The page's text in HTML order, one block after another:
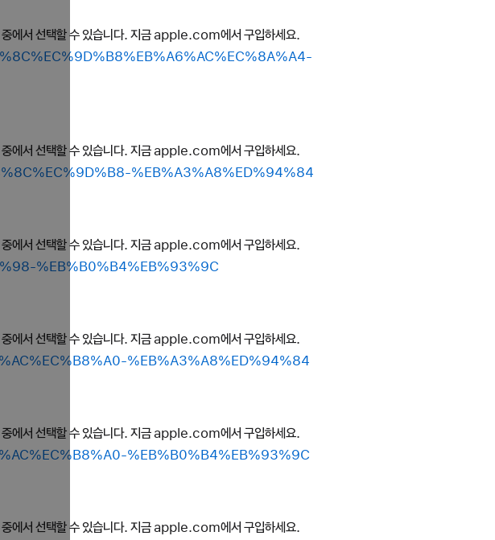
에서 선택할 수 있습니다. 지금 apple.com에서 구입하세요.
에서 선택할 수 있습니다. 지금 apple.com에서 구입하세요.
%EB%A3%A8%ED%94%84
에서 선택할 수 있습니다. 지금 apple.com에서 구입하세요.
%EB%B0%B4%EB%93%9C
에서 선택할 수 있습니다. 지금 apple.com에서 구입하세요.
%EB%A3%A8%ED%94%84
에서 선택할 수 있습니다. 지금 apple.com에서 구입하세요.
%EB%B0%B4%EB%93%9C
에서 선택할 수 있습니다. 지금 apple.com에서 구입하세요.